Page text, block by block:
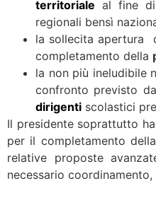
territoriale al fine di
regionali bensì
la sollecita apertura
completamento della
la non più ineludibile
confronto previsto
dirigenti scolastici
Il presidente soprattutto
per il completamento
relative proposte
necessario